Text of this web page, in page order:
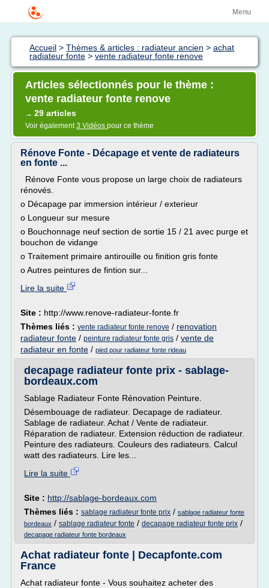
Menu
Accueil > Thèmes & articles : radiateur ancien > achat
radiateur fonte > vente radiateur fonte renove
Articles sélectionnés pour le thème :
vente radiateur fonte renove
→ 29 articles
Voir également3 Vidéos pour ce thème
Rénove Fonte - Décapage et vente de radiateurs
en fonte ...
Rénove Fonte vous propose un large choix de radiateurs
rénovés.
o Décapage par immersion intérieur / exterieur
o Longueur sur mesure
o Bouchonnage neuf section de sortie 15 / 21 avec purge et
bouchon de vidange
o Traitement primaire antirouille ou finition gris fonte
o Autres peintures de fintion sur...
Lire la suite
Site : http://www.renove-radiateur-fonte.fr
Thèmes liés : vente radiateur fonte renove / renovation
radiateur fonte / peinture radiateur fonte gris / vente de
radiateur en fonte / pied pour radiateur fonte rideau
decapage radiateur fonte prix - sablage-
bordeaux.com
Sablage Radiateur Fonte Rénovation Peinture.
Désembouage de radiateur. Decapage de radiateur.
Sablage de radiateur. Achat / Vente de radiateur.
Réparation de radiateur. Extension réduction de radiateur.
Peinture des radiateurs. Couleurs des radiateurs. Calcul
watt des radiateurs. Lire les...
Lire la suite
Site : http://sablage-bordeaux.com
Thèmes liés : sablage radiateur fonte prix / sablage radiateur fonte
bordeaux / sablage radiateur fonte / decapage radiateur fonte prix /
decapage radiateur fonte bordeaux
Achat radiateur fonte | Decapfonte.com
France
Achat radiateur fonte - Vous souhaitez acheter des